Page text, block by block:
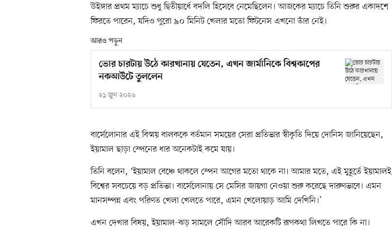
উইঙ্গার প্রথম ম্যাচে শুধু দ্বিতীয়ার্ধে বদলি হিসেবে নেমেছিলেন। আজকের ম্যাচে তিনি শুরুর একাদশে
ফিরতে পারেন, যদিও পুরো ৯০ মিনিট খেলার মতো ফিটনেস এখনো তাঁর নেই।
আরও পড়ুন
ভোর চারটায় উঠে কারখানায় যেতেন, এখন জার্মানিকে বিশ্বকাপের
নকআউটে তুললেন
২১ জুন ২০২৬
বার্সেলোনার এই বিস্ময় বালককে বর্তমান সময়ের সেরা প্রতিভার স্বীকৃতি দিয়ে দোনিস জানিয়েছেন,
ইয়ামাল ছাড়া স্পেনের ধার অনেকটাই কমে যায়।
তিনি বলেন, ‘ইয়ামাল বেঞ্চে থাকলে স্পেন আগের মতো থাকে না। আমার মতে, এই মুহূর্তে ইয়ামালই
বিশ্বের সবচেয়ে বড় প্রতিভা। বার্সেলোনায় সে মেসির জায়গা নেওয়া শুরু করেছে দারুণভাবে। এমন
মানসম্পন্ন এবং পরিণত খেলা খেলতে পারে, এমন খেলোয়াড় আমি দেখিনি।’
এখন দেখার বিষয়, ইয়ামাল-ঝড় সামলে সৌদি আরব আরেকটি রূপকথা লিখতে পারে কি না।